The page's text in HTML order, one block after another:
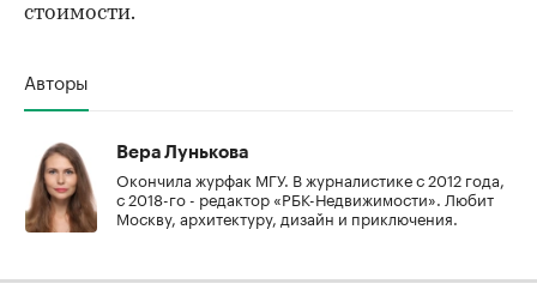
стоимости.
Авторы
Вера Лунькова
Окончила журфак МГУ. В журналистике с 2012 года,
с 2018-го - редактор «РБК-Недвижимости». Любит
Москву, архитектуру, дизайн и приключения.